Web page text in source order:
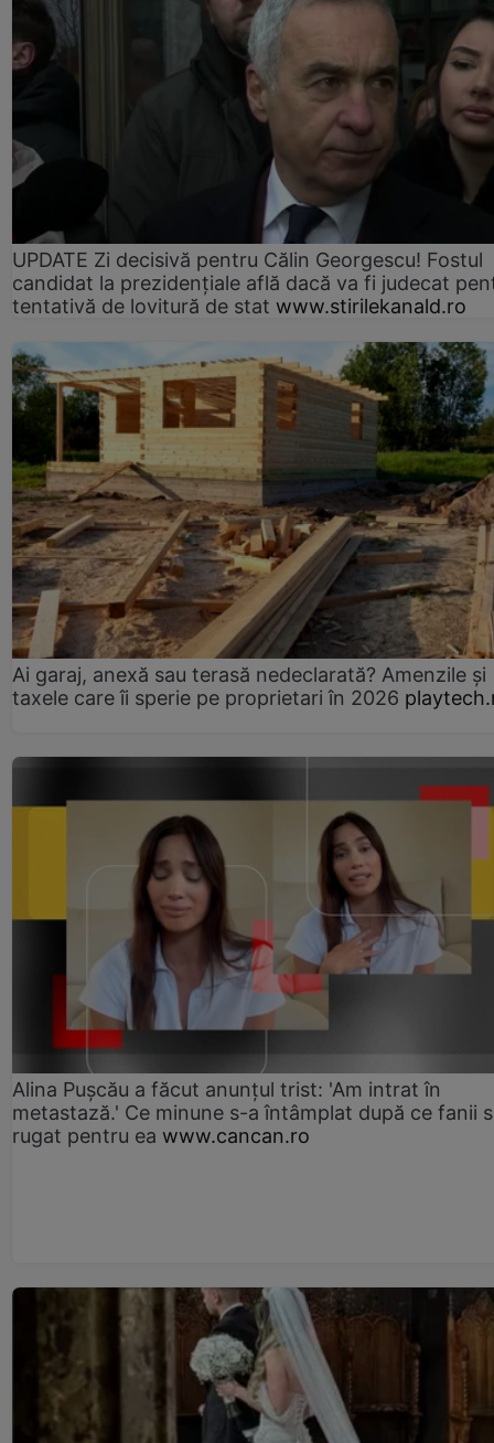
UPDATE Zi decisivă pentru Călin Georgescu! Fostul
candidat la prezidențiale află dacă va fi judecat
tentativă de lovitură de stat www.stirilekanald.ro
Ai garaj, anexă sau terasă nedeclarată? Amenzile și
taxele care îi sperie pe proprietari în 2026
Alina Pușcău a făcut anunțul trist: 'Am intrat în
metastază.' Ce minune s-a întâmplat după ce fanii
rugat pentru ea www.cancan.ro